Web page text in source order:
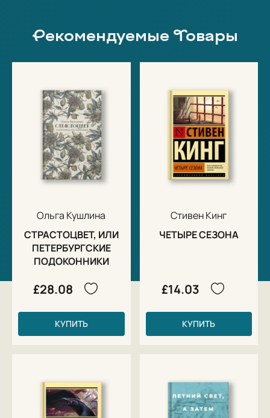
Рекомендуемые Товары
Ольга Кушлина
СТРАСТОЦВЕТ, ИЛИ
ПЕТЕРБУРГСКИЕ
ПОДОКОННИКИ
£28.08
КУПИТЬ
Стивен Кинг
ЧЕТЫРЕ СЕЗОНА
£14.03
КУПИТЬ